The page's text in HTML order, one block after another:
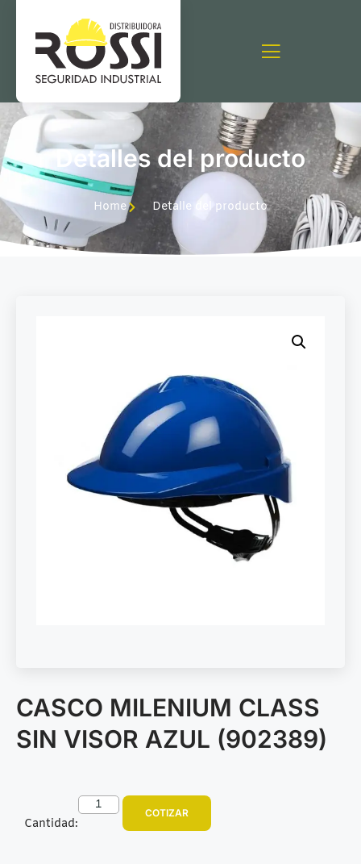
Detalles del producto
Home Detalle del producto
CASCO MILENIUM CLASS
SIN VISOR AZUL (902389)
Cantidad:
COTIZAR